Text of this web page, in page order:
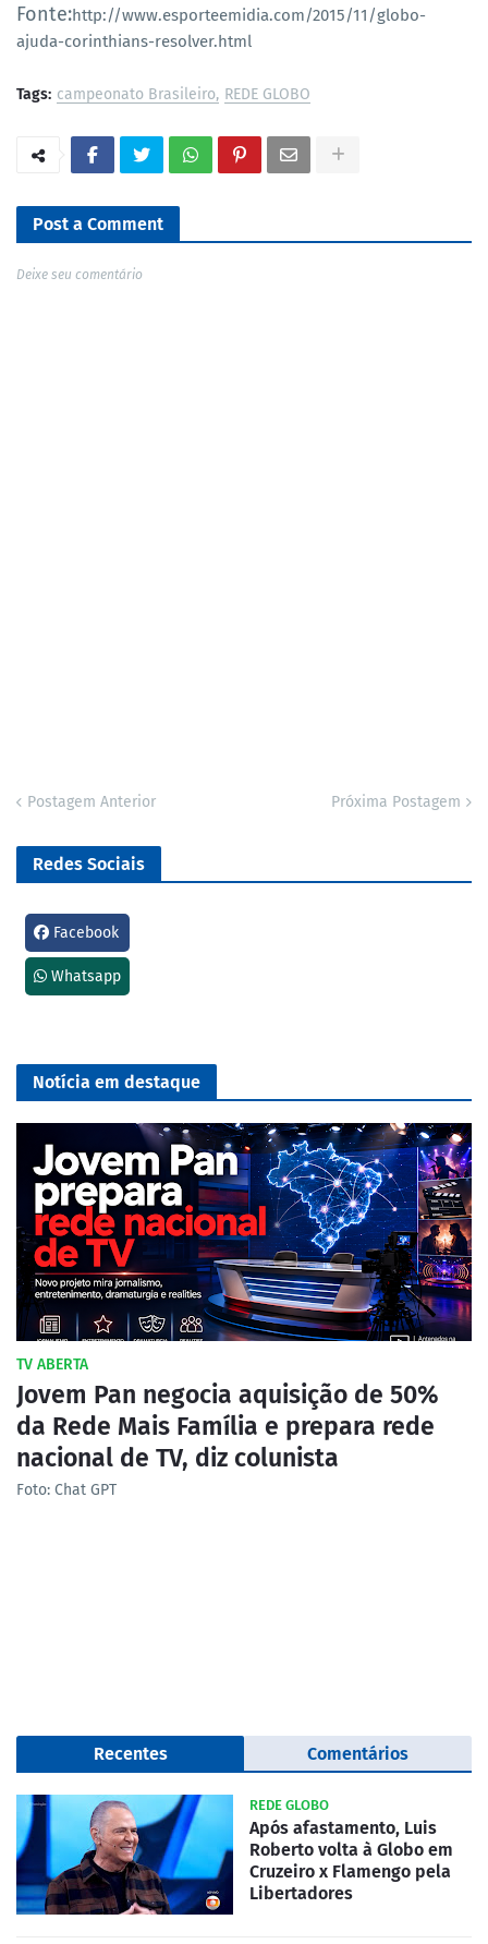
Fonte:http://www.esporteemidia.com/2015/11/globo-
ajuda-corinthians-resolver.html
Tags: campeonato Brasileiro REDE GLOBO
Post a Comment
Deixe seu comentário
Postagem Anterior Próxima Postagem
Redes Sociais
Facebook
Whatsapp
Notícia em destaque
TV ABERTA
Jovem Pan negocia aquisição de 50%
da Rede Mais Família e prepara rede
nacional de TV, diz colunista
Foto: Chat GPT
Recentes Comentários
REDE GLOBO
Após afastamento, Luis
Roberto volta à Globo em
Cruzeiro x Flamengo pela
Libertadores